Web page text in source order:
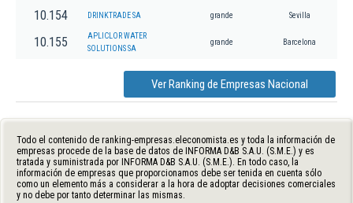
10.154 DRINKTRADE SA grande Sevilla
10.155
APLICLOR WATER
SOLUTIONS SA
grande Barcelona
Ver Ranking de Empresas Nacional
Todo el contenido de ranking-empresas.eleconomista.es y toda la información de
empresas procede de la base de datos de INFORMA D&B S.A.U. (S.M.E.) y es
tratada y suministrada por INFORMA D&B S.A.U. (S.M.E.). En todo caso, la
información de empresas que proporcionamos debe ser tenida en cuenta sólo
como un elemento más a considerar a la hora de adoptar decisiones comerciales
y no debe por tanto determinar las mismas.